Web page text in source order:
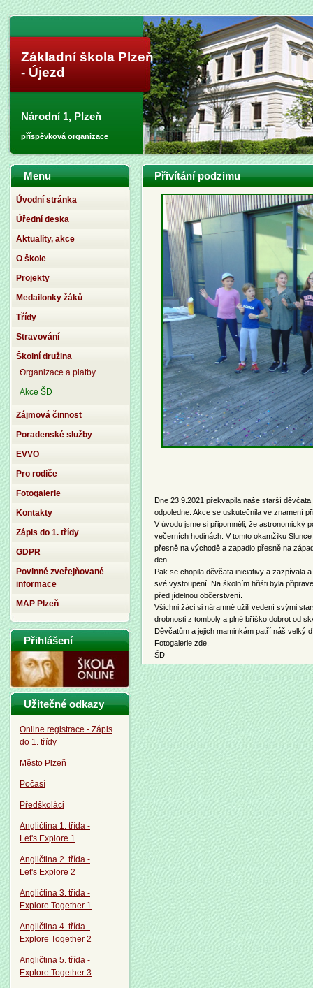
Základní škola Plzeň
- Újezd
Národní 1, Plzeň
příspěvková organizace
Přivítání podzimu
Dne 23.9.2021 překvapila naše starší
odpoledne. Akce se uskutečnila ve znamení
V úvodu jsme si připomněli, že astronomický
večerních hodinách. V tomto okamžiku
přesně na východě a zapadlo přesně na
den.
Pak se chopila děvčata iniciativy a zazpívala
své vystoupení. Na školním hřišti byla
před jídelnou občerstvení.
Všichni žáci si náramně užili vedení svými
drobnosti z tomboly a plné bříško dobrot od
Děvčatům a jejich maminkám patří náš velký
Fotogalerie zde.
ŠD
Menu
Úvodní stránka
Úřední deska
Aktuality, akce
O škole
Projekty
Medailonky žáků
Třídy
Stravování
Školní družina
Organizace a platby
Akce ŠD
Zájmová činnost
Poradenské služby
EVVO
Pro rodiče
Fotogalerie
Kontakty
Zápis do 1. třídy
GDPR
Povinně zveřejňované
informace
MAP Plzeň
Přihlášení
Užitečné odkazy
Online registrace - Zápis
do 1. třídy
Město Plzeň
Počasí
Předškoláci
Angličtina 1. třída -
Let's Explore 1
Angličtina 2. třída -
Let's Explore 2
Angličtina 3. třída -
Explore Together 1
Angličtina 4. třída -
Explore Together 2
Angličtina 5. třída -
Explore Together 3